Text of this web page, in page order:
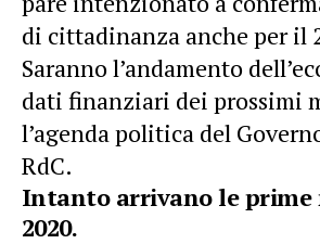
di cittadinanza anche per il
Saranno l’andamento
dati finanziari dei prossimi
l’agenda politica del
RdC.
Intanto arrivano le prime
2020.